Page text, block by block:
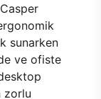
sunarken
ve ofiste
zorlu